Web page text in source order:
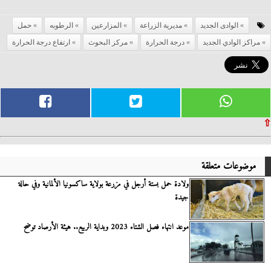
الوادى الجديد مديرية الزراعة المزارعين الرطوبه
حمل
مراكز الوادي الجديد
درجة الحرارة مركز البحوث ارتفاع درجة الحرارة
⇧
موضوعات متعلقة
ولادة حمل بستة أرجل في مزرعة بولاية ساكسونيا الألمانية وفي حالة
جيدة
موعد انتهاء فصل الشتاء 2023 وبداية الربيع.. هيئة الأرصاد توضح